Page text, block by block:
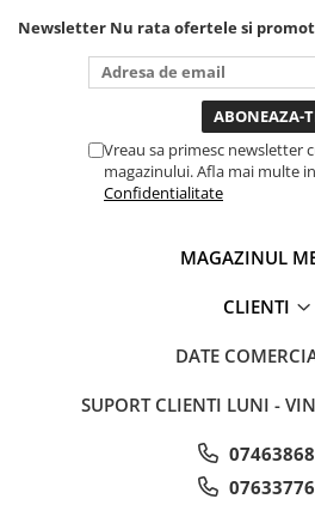
Scule fixare distributie
Alfa romeo
Chevrolet
nevoie lumina puternica si
destul de mult dar daca o
bagi la priza nu mai ai
treaba toata ziua ,ce...
Newsletter Nu rata ofertele si
Vreau sa primesc newsletter
magazinului. Afla mai multe in
Confidentialitate
MAGAZINUL
CLIENTI
DATE
SUPORT CLIENTI LUNI -